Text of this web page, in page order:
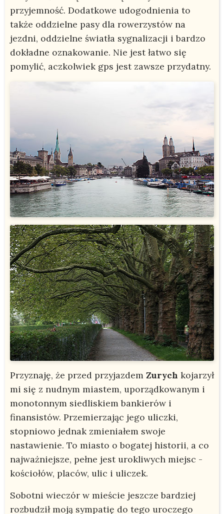
przyjemność. Dodatkowe udogodnienia to
także oddzielne pasy dla rowerzystów na
jezdni, oddzielne światła sygnalizacji i bardzo
dokładne oznakowanie. Nie jest łatwo się
pomylić, aczkolwiek gps jest zawsze przydatny.
Przyznaję, że przed przyjazdem Zurych kojarzył
mi się z nudnym miastem, uporządkowanym i
monotonnym siedliskiem bankierów i
finansistów. Przemierzając jego uliczki,
stopniowo jednak zmieniałem swoje
nastawienie. To miasto o bogatej historii, a co
najważniejsze, pełne jest urokliwych miejsc -
kościołów, placów, ulic i uliczek.
Sobotni wieczór w mieście jeszcze bardziej
rozbudził moją sympatię do tego uroczego